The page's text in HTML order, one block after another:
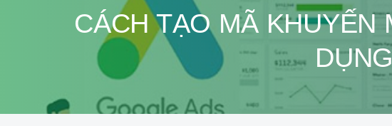
CÁCH TẠO MÃ